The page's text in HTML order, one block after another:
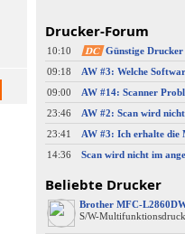
Drucker-Forum
10:10 DC Günstige Drucker
09:18
09:00
23:46
23:41
14:36
Beliebte Drucker
Brother MFC-
S/W-